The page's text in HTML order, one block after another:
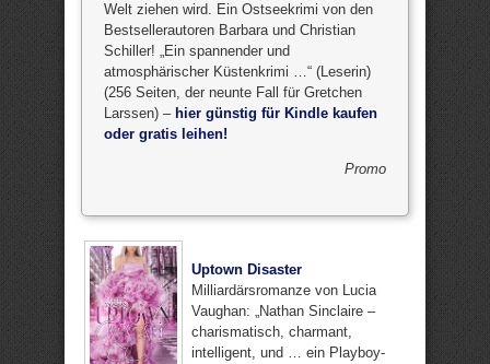
Welt ziehen wird. Ein Ostseekrimi von den
Bestsellerautoren Barbara und Christian
Schiller! „Ein spannender und
atmosphärischer Küstenkrimi …“ (Leserin)
(256 Seiten, der neunte Fall für Gretchen
Larssen) – hier günstig für Kindle kaufen
oder gratis leihen!
Promo
Uptown Disaster
Milliardärsromanze von Lucia
Vaughan: „Nathan Sinclaire –
charismatisch, charmant,
intelligent, und … ein Playboy-